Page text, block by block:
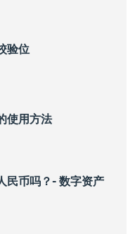
验位
使用方法
民币吗？- 数字资产